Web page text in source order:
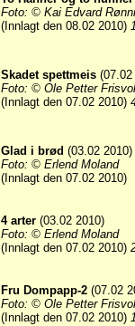
Foto: © Kai Edvard
(Innlagt den 08.02 2010)
Skadet spettmeis (07.02
Foto: © Ole Petter
(Innlagt den 07.02 2010)
Glad i brød (03.02 2010)
Foto: © Erlend Moland
(Innlagt den 07.02 2010)
4 arter (03.02 2010)
Foto: © Erlend Moland
(Innlagt den 07.02 2010)
Fru Dompapp-2 (07.02
Foto: © Ole Petter
(Innlagt den 07.02 2010)